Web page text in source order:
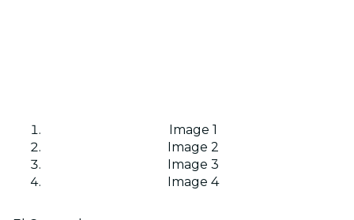
Image 1
Image 2
Image 3
Image 4